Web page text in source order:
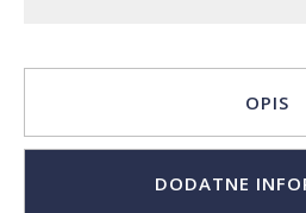
OPIS
DODATNE